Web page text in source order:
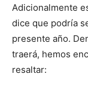
Adicionalmente
dice que podría
presente año.
traerá, hemos
resaltar: